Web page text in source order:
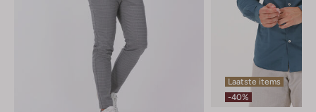
Laatste items
-40%